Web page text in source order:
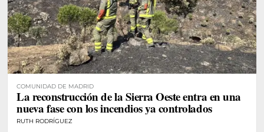
COMUNIDAD DE MADRID
La reconstrucción de la Sierra Oeste entra en una
nueva fase con los incendios ya controlados
RUTH RODRÍGUEZ